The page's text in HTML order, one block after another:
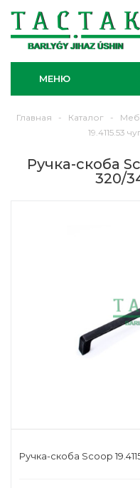
МЕНЮ
Главная - Каталог -
19.4115.53
Ручка-скоба
320/
Ручка-скоба Scoop